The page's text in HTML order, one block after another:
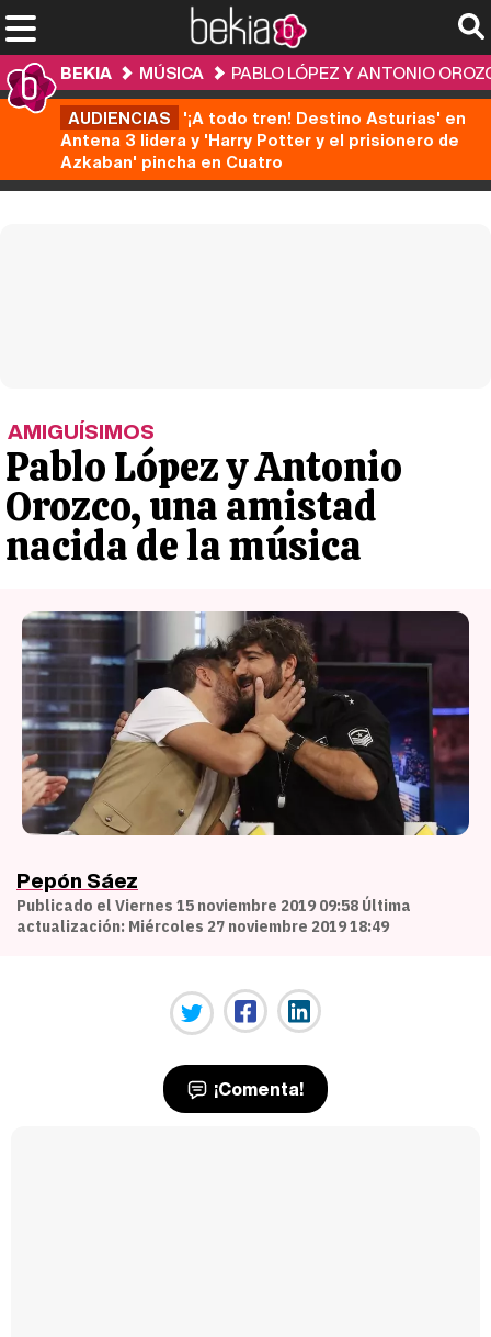
BEKIA MÚSICA
PABLO LÓPEZ Y ANTONIO
AUDIENCIAS '¡A todo tren! Destino Asturias' en
Antena 3 lidera y 'Harry Potter y el prisionero de
Azkaban' pincha en Cuatro
AMIGUÍSIMOS
Pablo López y Antonio
Orozco, una amistad
nacida de la música
Pepón Sáez
Publicado el Viernes 15 noviembre 2019 09:58 Última
actualización: Miércoles 27 noviembre 2019 18:49
¡Comenta!